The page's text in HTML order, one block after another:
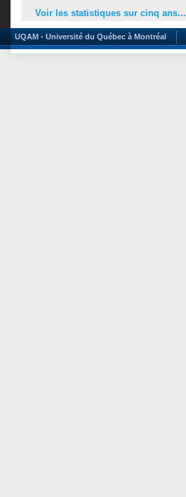
Voir les statistiques sur cinq ans...
UQAM - Université du Québec à Montréal